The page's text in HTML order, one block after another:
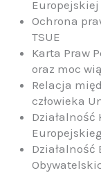
Europejskiej
Ochrona
TSUE
Karta Praw
oraz moc
Relacja
człowieka
Działalność